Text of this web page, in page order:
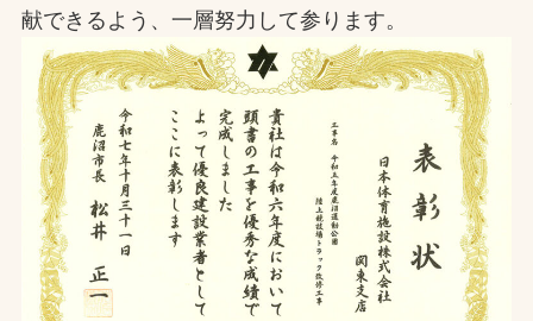
文字の見えづらさや操作にお困りの方へ
献できるよう、一層努力して参ります。